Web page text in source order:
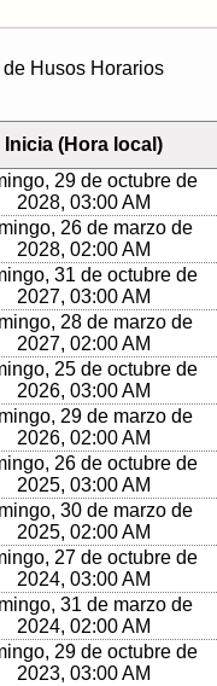
Husos Horarios
Inicia (Hora local)
29 de octubre de
2028, 03:00 AM
26 de marzo de
2028, 02:00 AM
31 de octubre de
2027, 03:00 AM
28 de marzo de
2027, 02:00 AM
25 de octubre de
2026, 03:00 AM
29 de marzo de
2026, 02:00 AM
26 de octubre de
2025, 03:00 AM
30 de marzo de
2025, 02:00 AM
27 de octubre de
2024, 03:00 AM
31 de marzo de
2024, 02:00 AM
29 de octubre de
2023, 03:00 AM